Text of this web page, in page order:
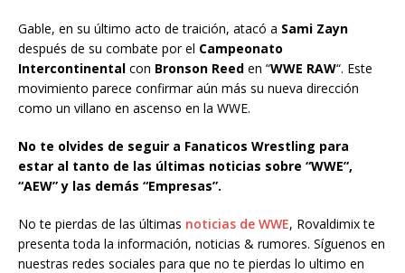
Gable, en su último acto de traición, atacó a Sami Zayn
después de su combate por el Campeonato
Intercontinental con Bronson Reed en “WWE RAW“. Este
movimiento parece confirmar aún más su nueva dirección
como un villano en ascenso en la WWE.
No te olvides de seguir a Fanaticos Wrestling para
estar al tanto de las últimas noticias sobre “WWE”,
“AEW” y las demás “Empresas”.
No te pierdas de las últimas noticias de WWE, Rovaldimix te
presenta toda la información, noticias & rumores. Síguenos en
nuestras redes sociales para que no te pierdas lo ultimo en